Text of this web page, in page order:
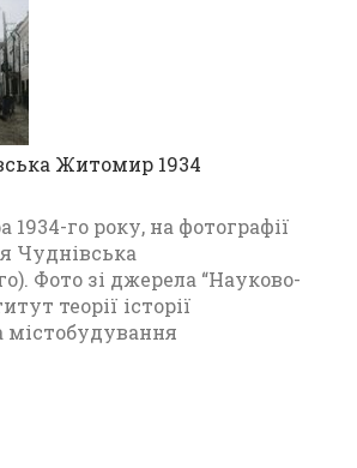
Житомир 1934
го року, на фотографії
Чуднівська
Фото зі джерела “Науково-
теорії історії
містобудування